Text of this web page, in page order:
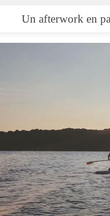
Un afterwork en